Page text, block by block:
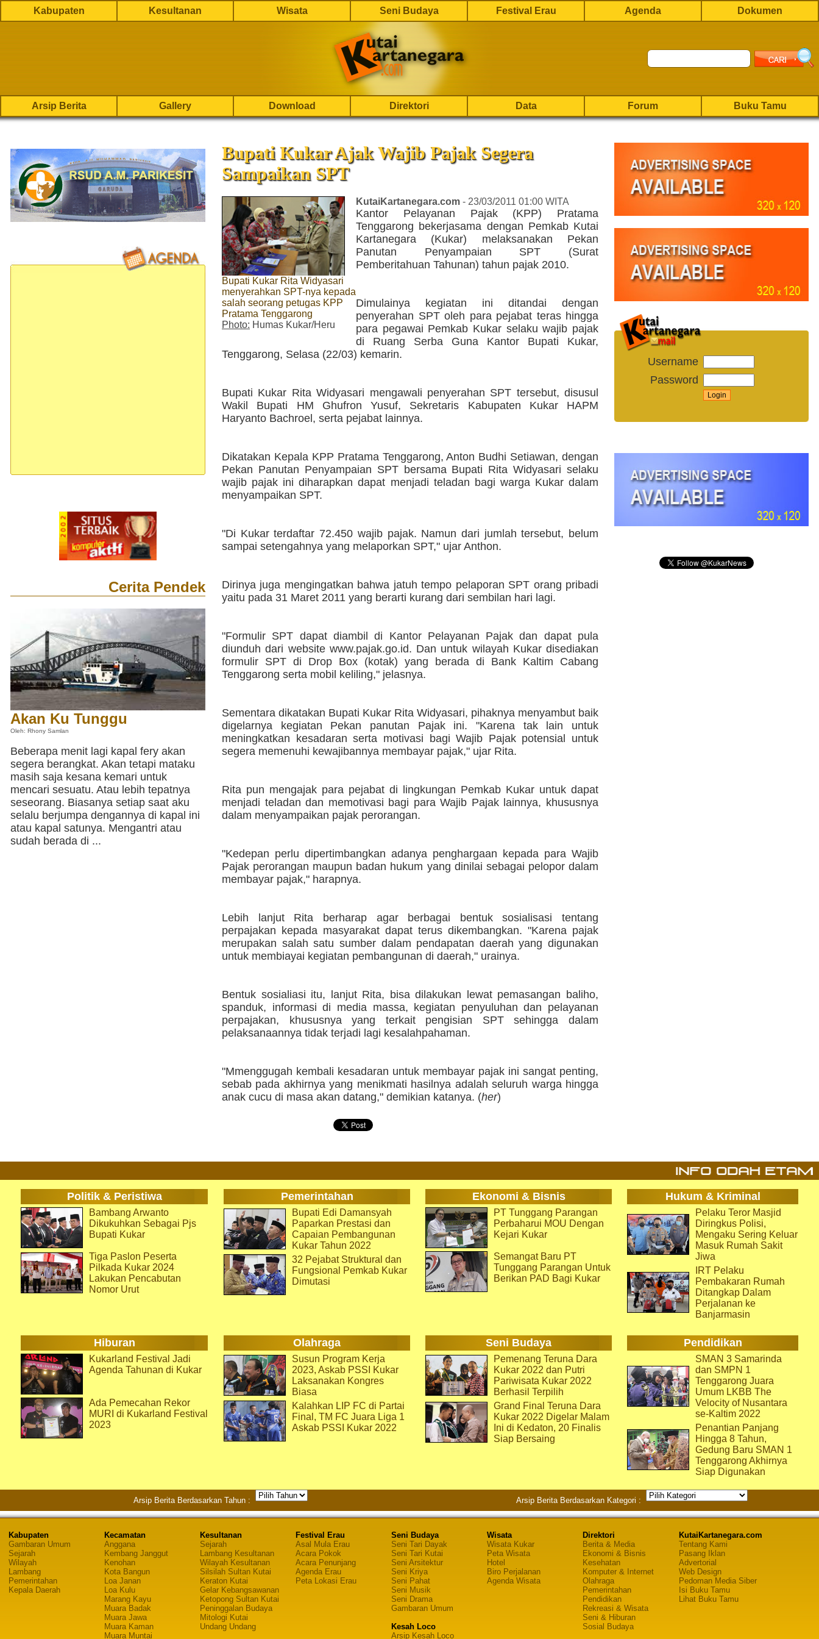
Kabupaten Kesultanan Wisata Seni Budaya Festival Erau Agenda Dokumen
Arsip Berita Gallery Download Direktori Data Forum Buku Tamu
Cerita Pendek
Akan Ku Tunggu
Oleh: Rhony Samlan
Beberapa menit lagi kapal fery akan
segera berangkat. Akan tetapi mataku
masih saja kesana kemari untuk
mencari sesuatu. Atau lebih tepatnya
seseorang. Biasanya setiap saat aku
selalu berjumpa dengannya di kapal ini
atau kapal satunya. Mengantri atau
sudah berada di ...
Bupati Kukar Ajak Wajib Pajak Segera
Sampaikan SPT
Bupati Kukar Rita Widyasari
menyerahkan SPT-nya kepada
salah seorang petugas KPP
Pratama Tenggarong
Photo: Humas Kukar/Heru
KutaiKartanegara.com - 23/03/2011 01:00 WITA
Kantor Pelayanan Pajak (KPP) Pratama
Tenggarong bekerjasama dengan Pemkab Kutai
Kartanegara (Kukar) melaksanakan Pekan
Panutan Penyampaian SPT (Surat
Pemberitahuan Tahunan) tahun pajak 2010.
Dimulainya kegiatan ini ditandai dengan
penyerahan SPT oleh para pejabat teras hingga
para pegawai Pemkab Kukar selaku wajib pajak
di Ruang Serba Guna Kantor Bupati Kukar,
Tenggarong, Selasa (22/03) kemarin.
Bupati Kukar Rita Widyasari mengawali penyerahan SPT tersebut, disusul
Wakil Bupati HM Ghufron Yusuf, Sekretaris Kabupaten Kukar HAPM
Haryanto Bachroel, serta pejabat lainnya.
Dikatakan Kepala KPP Pratama Tenggarong, Anton Budhi Setiawan, dengan
Pekan Panutan Penyampaian SPT bersama Bupati Rita Widyasari selaku
wajib pajak ini diharapkan dapat menjadi teladan bagi warga Kukar dalam
menyampaikan SPT.
"Di Kukar terdaftar 72.450 wajib pajak. Namun dari jumlah tersebut, belum
sampai setengahnya yang melaporkan SPT," ujar Anthon.
Dirinya juga mengingatkan bahwa jatuh tempo pelaporan SPT orang pribadi
yaitu pada 31 Maret 2011 yang berarti kurang dari sembilan hari lagi.
"Formulir SPT dapat diambil di Kantor Pelayanan Pajak dan dapat pula
diunduh dari website www.pajak.go.id. Dan untuk wilayah Kukar disediakan
formulir SPT di Drop Box (kotak) yang berada di Bank Kaltim Cabang
Tenggarong serta mobil keliling," jelasnya.
Sementara dikatakan Bupati Kukar Rita Widyasari, pihaknya menyambut baik
digelarnya kegiatan Pekan panutan Pajak ini. "Karena tak lain untuk
meningkatkan kesadaran serta motivasi bagi Wajib Pajak potensial untuk
segera memenuhi kewajibannya membayar pajak," ujar Rita.
Rita pun mengajak para pejabat di lingkungan Pemkab Kukar untuk dapat
menjadi teladan dan memotivasi bagi para Wajib Pajak lainnya, khususnya
dalam menyampaikan pajak perorangan.
"Kedepan perlu dipertimbangkan adanya penghargaan kepada para Wajib
Pajak perorangan maupun badan hukum yang dinilai sebagai pelopor dalam
membayar pajak," harapnya.
Lebih lanjut Rita berharap agar berbagai bentuk sosialisasi tentang
perpajakan kepada masyarakat dapat terus dikembangkan. "Karena pajak
merupakan salah satu sumber dalam pendapatan daerah yang digunakan
untuk membiayai kegiatan pembangunan di daerah," urainya.
Bentuk sosialiasi itu, lanjut Rita, bisa dilakukan lewat pemasangan baliho,
spanduk, informasi di media massa, kegiatan penyuluhan dan pelayanan
perpajakan, khususnya yang terkait pengisian SPT sehingga dalam
pelaksanaannya tidak terjadi lagi kesalahpahaman.
"Mmenggugah kembali kesadaran untuk membayar pajak ini sangat penting,
sebab pada akhirnya yang menikmati hasilnya adalah seluruh warga hingga
anak cucu di masa akan datang," demikian katanya. (her)
Username
Password
Politik & Peristiwa Pemerintahan Ekonomi & Bisnis Hukum & Kriminal
Bambang Arwanto
Dikukuhkan Sebagai Pjs
Bupati Kukar
Tiga Paslon Peserta
Pilkada Kukar 2024
Lakukan Pencabutan
Nomor Urut
Bupati Edi Damansyah
Paparkan Prestasi dan
Capaian Pembangunan
Kukar Tahun 2022
32 Pejabat Struktural dan
Fungsional Pemkab Kukar
Dimutasi
PT Tunggang Parangan
Perbaharui MOU Dengan
Kejari Kukar
Semangat Baru PT
Tunggang Parangan Untuk
Berikan PAD Bagi Kukar
Pelaku Teror Masjid
Diringkus Polisi,
Mengaku Sering Keluar
Masuk Rumah Sakit
Jiwa
IRT Pelaku
Pembakaran Rumah
Ditangkap Dalam
Perjalanan ke
Banjarmasin
Hiburan Olahraga Seni Budaya Pendidikan
Kukarland Festival Jadi
Agenda Tahunan di Kukar
Ada Pemecahan Rekor
MURI di Kukarland Festival
2023
Susun Program Kerja
2023, Askab PSSI Kukar
Laksanakan Kongres
Biasa
Kalahkan LIP FC di Partai
Final, TM FC Juara Liga 1
Askab PSSI Kukar 2022
Pemenang Teruna Dara
Kukar 2022 dan Putri
Pariwisata Kukar 2022
Berhasil Terpilih
Grand Final Teruna Dara
Kukar 2022 Digelar Malam
Ini di Kedaton, 20 Finalis
Siap Bersaing
SMAN 3 Samarinda
dan SMPN 1
Tenggarong Juara
Umum LKBB The
Velocity of Nusantara
se-Kaltim 2022
Penantian Panjang
Hingga 8 Tahun,
Gedung Baru SMAN 1
Tenggarong Akhirnya
Siap Digunakan
Arsip Berita Berdasarkan Tahun : Arsip Berita Berdasarkan Kategori :
Kabupaten
Gambaran Umum
Sejarah
Wilayah
Lambang
Pemerintahan
Kepala Daerah
Kecamatan
Anggana
Kembang Janggut
Kenohan
Kota Bangun
Loa Janan
Loa Kulu
Marang Kayu
Muara Badak
Muara Jawa
Muara Kaman
Muara Muntai
Kesultanan
Sejarah
Lambang Kesultanan
Wilayah Kesultanan
Silsilah Sultan Kutai
Keraton Kutai
Gelar Kebangsawanan
Ketopong Sultan Kutai
Peninggalan Budaya
Mitologi Kutai
Undang Undang
Festival Erau
Asal Mula Erau
Acara Pokok
Acara Penunjang
Agenda Erau
Peta Lokasi Erau
Seni Budaya
Seni Tari Dayak
Seni Tari Kutai
Seni Arsitektur
Seni Kriya
Seni Pahat
Seni Musik
Seni Drama
Gambaran Umum
Kesah Loco
Arsip Kesah Loco
Wisata
Wisata Kukar
Peta Wisata
Hotel
Biro Perjalanan
Agenda Wisata
Direktori
Berita & Media
Ekonomi & Bisnis
Kesehatan
Komputer & Internet
Olahraga
Pemerintahan
Pendidikan
Rekreasi & Wisata
Seni & Hiburan
Sosial Budaya
KutaiKartanegara.com
Tentang Kami
Pasang Iklan
Advertorial
Web Design
Pedoman Media Siber
Isi Buku Tamu
Lihat Buku Tamu